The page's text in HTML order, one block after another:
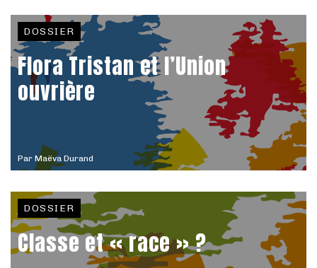
Par Maëva Durand
DOSSIER
Flora Tristan et l’Union
ouvrière
DOSSIER
Classe et « race » ?